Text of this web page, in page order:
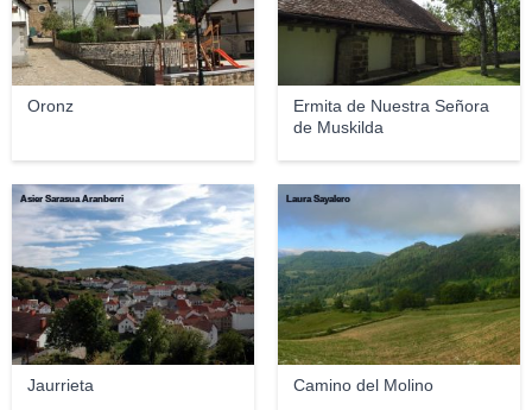
Oronz
Ermita de Nuestra Señora
de Muskilda
Jaurrieta
Asier Sarasua Aranberri
Camino del Molino
Laura Sayalero